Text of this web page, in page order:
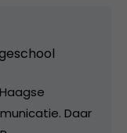
Daar